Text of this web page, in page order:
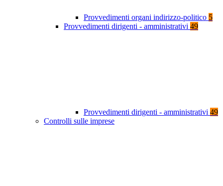
Provvedimenti organi indirizzo-politico 5
Provvedimenti dirigenti - amministrativi 49
Provvedimenti dirigenti - amministrativi 49
Controlli sulle imprese